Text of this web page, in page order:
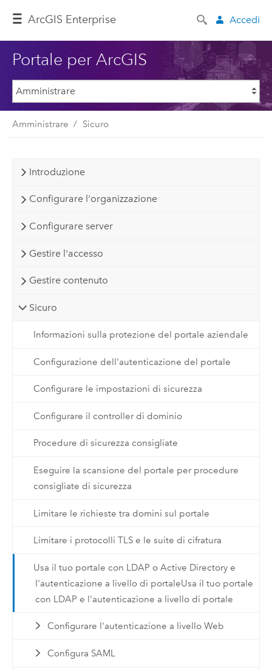
ArcGIS Enterprise Accedi
Portale per ArcGIS
Amministrare Sicuro
Introduzione
Configurare l'organizzazione
Configurare server
Gestire l'accesso
Gestire contenuto
Sicuro
Informazioni sulla protezione del portale aziendale
Configurazione dell'autenticazione del portale
Configurare le impostazioni di sicurezza
Configurare il controller di dominio
Procedure di sicurezza consigliate
Eseguire la scansione del portale per procedure
consigliate di sicurezza
Limitare le richieste tra domini sul portale
Limitare i protocolli TLS e le suite di cifratura
Usa il tuo portale con LDAP o Active Directory e
l'autenticazione a livello di portaleUsa il tuo portale
con LDAP e l'autenticazione a livello di portale
Configurare l'autenticazione a livello Web
Configura SAML